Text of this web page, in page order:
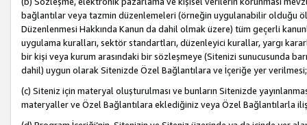
bağlantılar veya tazmin düzenlemeleri (örneğin uygulanabilir olduğu
Düzenlenmesi Hakkında Kanun da dahil olmak üzere) tüm geçerli
uygulama kuralları, sektör standartları, düzenleyici kurallar, yargı
bir kişi veya kurum arasındaki bir sözleşmeye (Sitenizi sunucusunda
dahil) uygun olarak Sitenizde Özel Bağlantılara ve İçeriğe yer verilmesi;
(c) Siteniz için materyal oluşturulması ve bunların Sitenizde
materyaller ve Özel Bağlantılara eklediğiniz veya Özel Bağlantılarla